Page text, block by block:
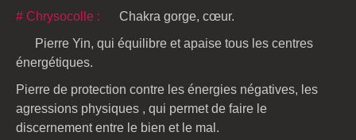
# Chrysocolle : Chakra gorge, cœur.
Pierre Yin, qui équilibre et apaise tous les centres
énergétiques.
Pierre de protection contre les énergies négatives, les
agressions physiques , qui permet de faire le
discernement entre le bien et le mal.